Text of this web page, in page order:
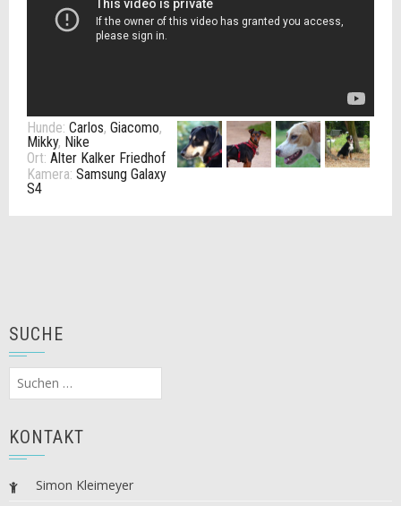
Hunde: Carlos, Giacomo,
Mikky, Nike
Ort: Alter Kalker Friedhof
Kamera: Samsung Galaxy
S4
SUCHE
Suchen
nach:
KONTAKT
Simon Kleimeyer